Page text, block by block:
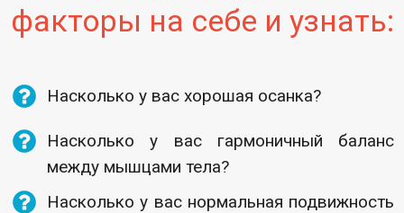
факторы на себе и узнать:
Насколько у вас хорошая осанка?
Насколько у вас гармоничный баланс
между мышцами тела?
Насколько у вас нормальная подвижность